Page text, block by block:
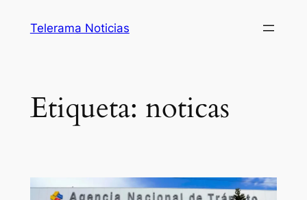
Telerama Noticias
Etiqueta: noticas